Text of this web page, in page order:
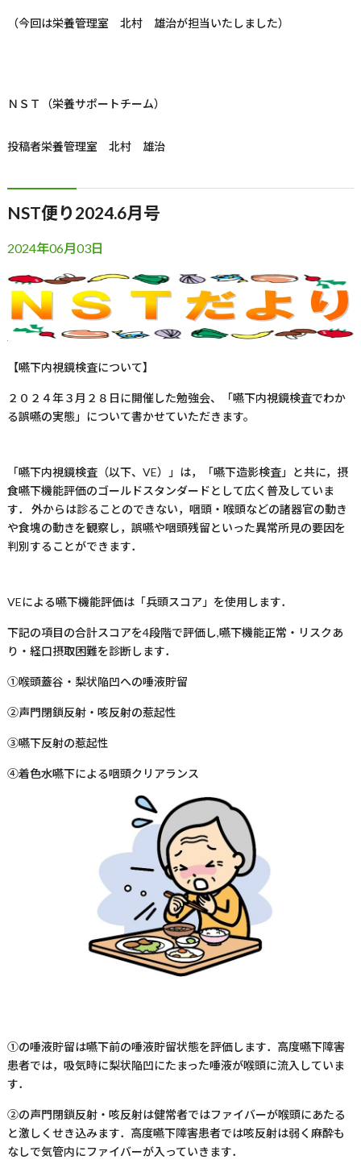
（今回は栄養管理室 北村 雄治が担当いたしました）
ＮＳＴ（栄養サポートチーム）
投稿者栄養管理室 北村 雄治
NST便り2024.6月号
2024年06月03日
【嚥下内視鏡検査について】
２０２４年３月２８日に開催した勉強会、「嚥下内視鏡検査でわか
る誤嚥の実態」について書かせていただきます。
「嚥下内視鏡検査（以下、 VE）」は，「嚥下造影検査」と共に，摂
食嚥下機能評価のゴールドスタンダードとして広く普及していま
す． 外からは診ることのできない，咽頭・喉頭などの諸器官の動き
や食塊の動きを観察し，誤嚥や咽頭残留といった異常所見の要因を
判別することができます．
VEによる嚥下機能評価は「兵頭スコア」を使用します．
下記の項目の合計スコアを4段階で評価し,嚥下機能正常・リスクあ
り・経口摂取困難を診断します．
①喉頭蓋谷・梨状陥凹への唾液貯留
②声門閉鎖反射・咳反射の惹起性
③嚥下反射の惹起性
④着色水嚥下による咽頭クリアランス
①の唾液貯留は嚥下前の唾液貯留状態を評価します．高度嚥下障害
患者では，吸気時に梨状陥凹にたまった唾液が喉頭に流入していま
す．
②の声門閉鎖反射・咳反射は健常者ではファイバーが喉頭にあたる
と激しくせき込みます．高度嚥下障害患者では咳反射は弱く麻酔も
なしで気管内にファイバーが入っていきます．